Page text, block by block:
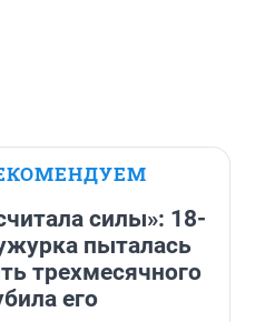
силы»: 18-
пыталась
трехмесячного
его